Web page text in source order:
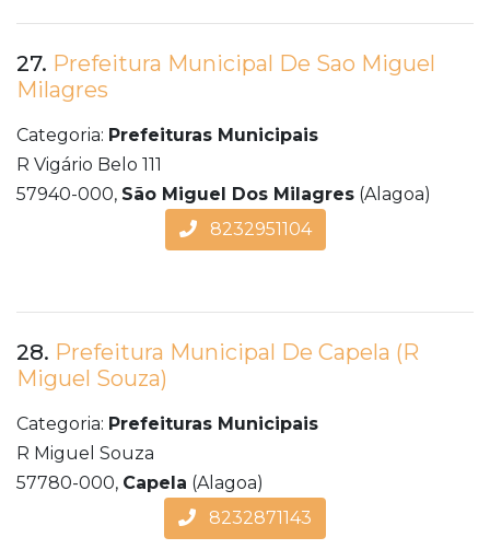
27. Prefeitura Municipal De Sao Miguel
Milagres
Categoria: Prefeituras Municipais
R Vigário Belo 111
57940-000, São Miguel Dos Milagres (Alagoa)
8232951104
28. Prefeitura Municipal De Capela (R
Miguel Souza)
Categoria: Prefeituras Municipais
R Miguel Souza
57780-000, Capela (Alagoa)
8232871143